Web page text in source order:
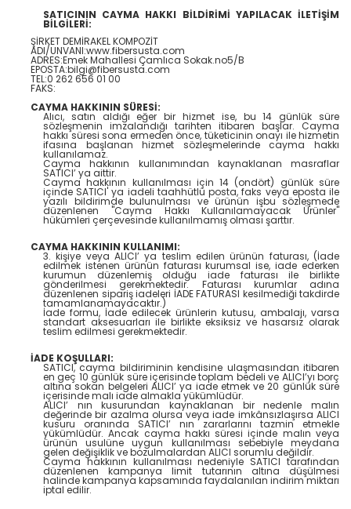
SATICININ CAYMA HAKKI BİLDİRİMİ YAPILACAK İLETİŞİM
BİLGİLERİ:
ŞİRKET DEMİRAKEL KOMPOZİT
ADI/UNVANI:www.fibersusta.com
ADRES:Emek Mahallesi Çamlıca Sokak.no5/B
EPOSTA:bilgi@fibersusta.com
TEL:0 262 656 01 00
FAKS:
CAYMA HAKKININ SÜRESİ:
Alıcı, satın aldığı eğer bir hizmet ise, bu 14 günlük süre
sözleşmenin imzalandığı tarihten itibaren başlar. Cayma
hakkı süresi sona ermeden önce, tüketicinin onayı ile hizmetin
ifasına başlanan hizmet sözleşmelerinde cayma hakkı
kullanılamaz.
Cayma hakkının kullanımından kaynaklanan masraflar
SATICI’ ya aittir.
Cayma hakkının kullanılması için 14 (ondört) günlük süre
içinde SATICI' ya iadeli taahhütlü posta, faks veya eposta ile
yazılı bildirimde bulunulması ve ürünün işbu sözleşmede
düzenlenen "Cayma Hakkı Kullanılamayacak Ürünler"
hükümleri çerçevesinde kullanılmamış olması şarttır.
CAYMA HAKKININ KULLANIMI:
3. kişiye veya ALICI’ ya teslim edilen ürünün faturası, (İade
edilmek istenen ürünün faturası kurumsal ise, iade ederken
kurumun düzenlemiş olduğu iade faturası ile birlikte
gönderilmesi gerekmektedir. Faturası kurumlar adına
düzenlenen sipariş iadeleri İADE FATURASI kesilmediği takdirde
tamamlanamayacaktır.)
İade formu, İade edilecek ürünlerin kutusu, ambalajı, varsa
standart aksesuarları ile birlikte eksiksiz ve hasarsız olarak
teslim edilmesi gerekmektedir.
İADE KOŞULLARI:
SATICI, cayma bildiriminin kendisine ulaşmasından itibaren
en geç 10 günlük süre içerisinde toplam bedeli ve ALICI’yı borç
altına sokan belgeleri ALICI’ ya iade etmek ve 20 günlük süre
içerisinde malı iade almakla yükümlüdür.
ALICI’ nın kusurundan kaynaklanan bir nedenle malın
değerinde bir azalma olursa veya iade imkânsızlaşırsa ALICI
kusuru oranında SATICI’ nın zararlarını tazmin etmekle
yükümlüdür. Ancak cayma hakkı süresi içinde malın veya
ürünün usulüne uygun kullanılması sebebiyle meydana
gelen değişiklik ve bozulmalardan ALICI sorumlu değildir.
Cayma hakkının kullanılması nedeniyle SATICI tarafından
düzenlenen kampanya limit tutarının altına düşülmesi
halinde kampanya kapsamında faydalanılan indirim miktarı
iptal edilir.